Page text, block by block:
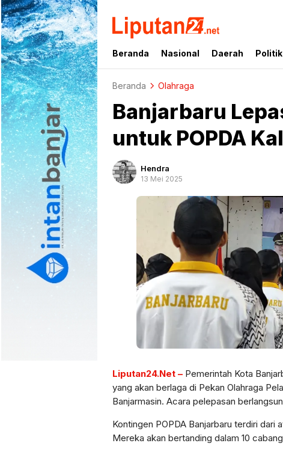
liputan24.net
Beranda Nasional Daerah Politik
Beranda Olahraga
Banjarbaru
untuk POPDA
Hendra
13 Mei 2025
Liputan24.Net – Pemerintah Kota
yang akan berlaga di Pekan Olahraga
Banjarmasin. Acara pelepasan
Kontingen POPDA Banjarbaru terdiri
Mereka akan bertanding dalam 10